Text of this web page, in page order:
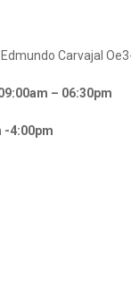
Edmundo Carvajal
– 06:30pm
-4:00pm